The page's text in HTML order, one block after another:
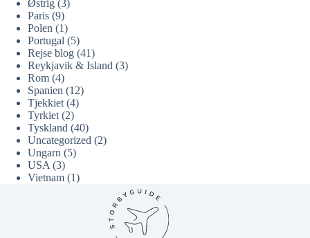
Østrig (3)
Paris (9)
Polen (1)
Portugal (5)
Rejse blog (41)
Reykjavik & Island (3)
Rom (4)
Spanien (12)
Tjekkiet (4)
Tyrkiet (2)
Tyskland (40)
Uncategorized (2)
Ungarn (5)
USA (3)
Vietnam (1)